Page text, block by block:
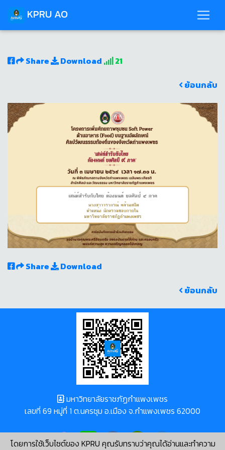
KPRU AO
Share Download
21
ย้อนกลับ
Share
Download
ย้อนกลับ
โดยการใช้เว็บไซต์ของ KPRU คุณรับทราบว่าคุณได้อ่านและทำความ
มหาวิทยาลัยราชภัฏกำแพงเพชร
เลขที่ 69 หมู่ที่ 1 ต.นครชุม อ.เมือง จ.กำแพงเพชร 62000